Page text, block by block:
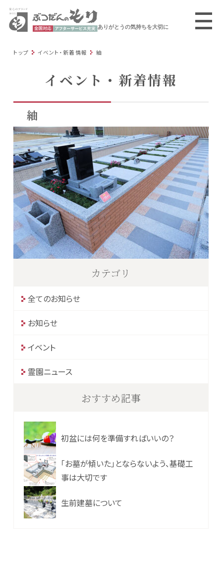
ありがとうの気持ちを大切に
トップ イベント・新着情報 紬
イベント・新着情報
紬
カテゴリ
全てのお知らせ
お知らせ
イベント
霊園ニュース
おすすめ記事
初盆には何を準備すればいいの？
「お墓が傾いた」とならないよう、基礎工
事は大切です
生前建墓について